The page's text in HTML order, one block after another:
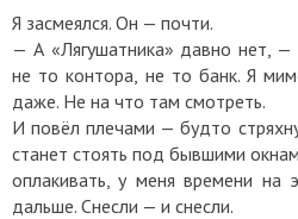
Я засмеялся. Он — почти.
— А «Лягушатника» давно нет, —
не то контора, не то банк. Я
даже. Не на что там смотреть.
И повёл плечами — будто
станет стоять под бывшими
оплакивать, у меня времени
дальше. Снесли — и снесли.